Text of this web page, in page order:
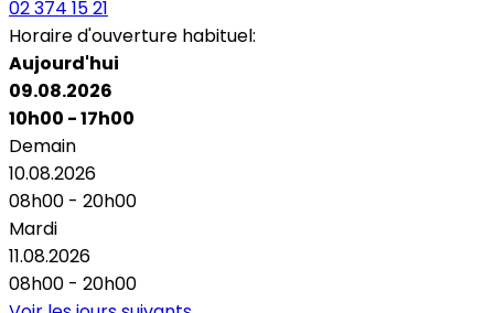
02 374 15 21
Horaire d'ouverture habituel:
Aujourd'hui
09.08.2026
10h00 - 17h00
Demain
10.08.2026
08h00 - 20h00
Mardi
11.08.2026
08h00 - 20h00